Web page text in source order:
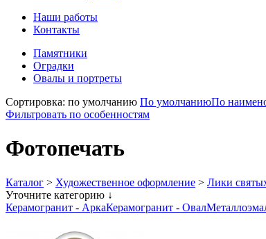
Наши работы
Контакты
Памятники
Оградки
Овалы и портреты
Сортировка: по умолчанию По умолчаниюПо
Фильтровать по особенностям
Фотопечать
Каталог > Художественное оформление > Лики
Уточните категорию ↓
Керамогранит - АркаКерамогранит - Овал